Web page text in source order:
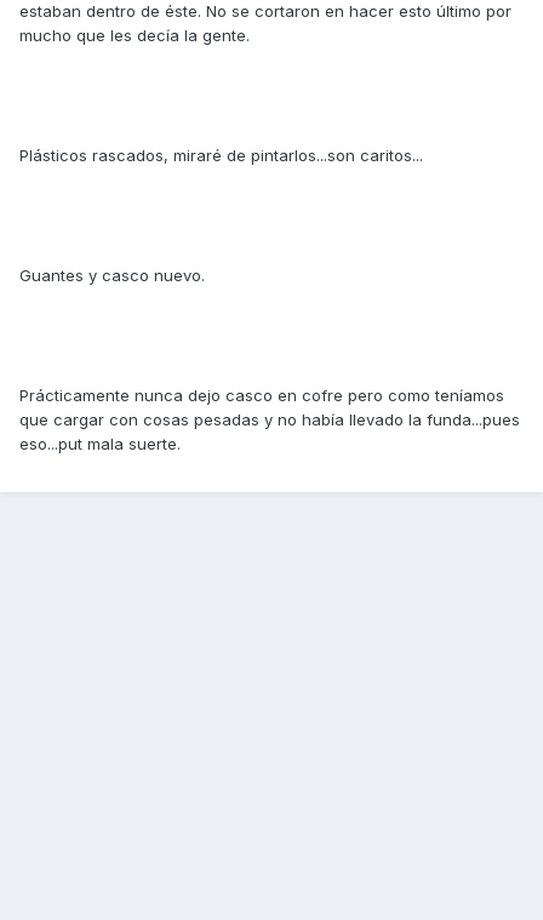
estaban dentro de éste. No se cortaron en hacer esto último por
mucho que les decía la gente.
Plásticos rascados, miraré de pintarlos...son caritos...
Guantes y casco nuevo.
Prácticamente nunca dejo casco en cofre pero como teníamos
que cargar con cosas pesadas y no había llevado la funda...pues
eso...put mala suerte.